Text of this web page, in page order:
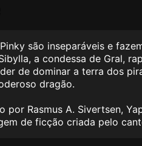
Pinky são inseparáveis e
a condessa de Gral,
de dominar a terra dos
dragão.
por Rasmus A. Sivertsen,
de ficção criada pelo